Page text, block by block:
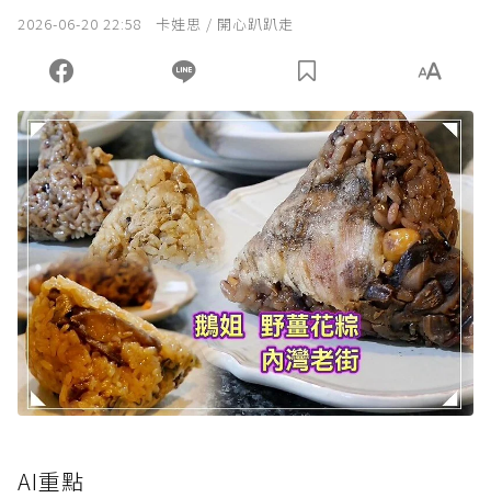
2026-06-20 22:58 卡娃思 / 開心趴趴走
AI重點